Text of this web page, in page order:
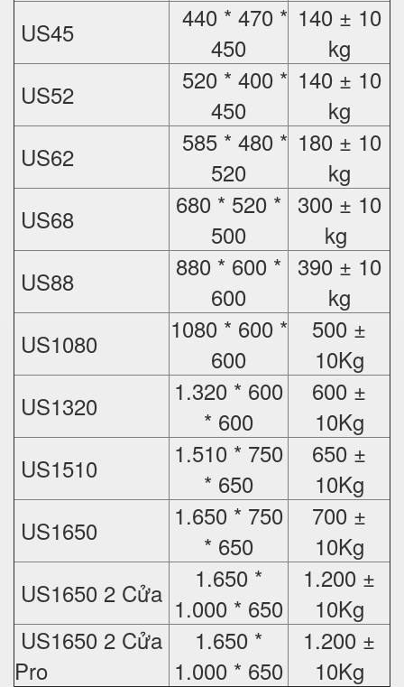
US45
440 * 470 *
450
140 ± 10
kg
US52
520 * 400 *
450
140 ± 10
kg
US62
585 * 480 *
520
180 ± 10
kg
US68
680 * 520 *
500
300 ± 10
kg
US88
880 * 600 *
600
390 ± 10
kg
US1080
1080 * 600 *
600
500 ±
10Kg
US1320
1.320 * 600
* 600
600 ±
10Kg
US1510
1.510 * 750
* 650
650 ±
10Kg
US1650
1.650 * 750
* 650
700 ±
10Kg
US1650 2 Cửa
1.650 *
1.000 * 650
1.200 ±
10Kg
US1650 2 Cửa
Pro
1.650 *
1.000 * 650
1.200 ±
10Kg